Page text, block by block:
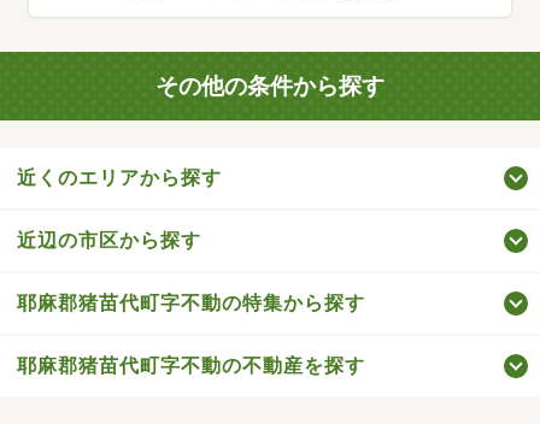
その他の条件から探す
近くのエリアから探す
近辺の市区から探す
耶麻郡猪苗代町字不動の特集から探す
耶麻郡猪苗代町字不動の不動産を探す